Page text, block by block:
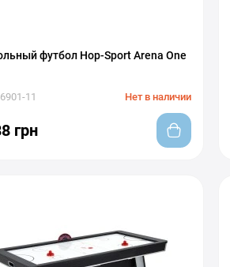
футбол Hop-Sport Arena One
11 Нет в наличии
грн